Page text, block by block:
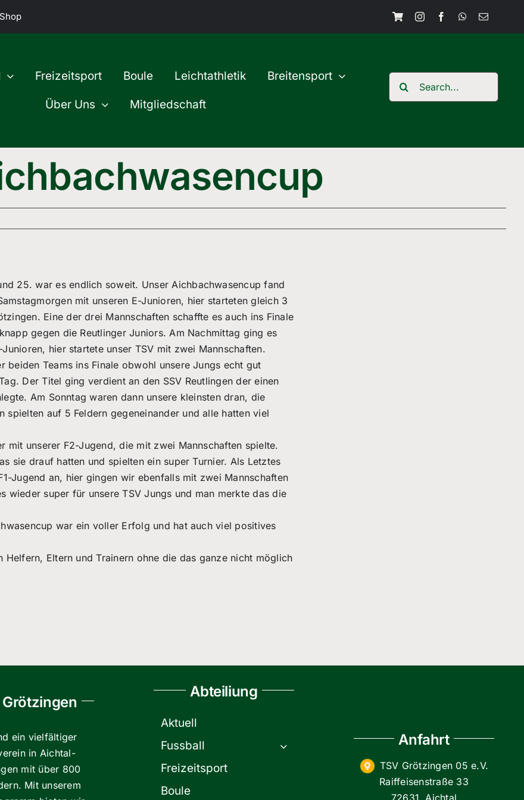
Shop
Freizeitsport Boule Leichtathletik Breitensport
Über Uns Mitgliedschaft
Search
25. war es endlich soweit. Unser Aichbachwasencup fand
mit unseren E-Junioren, hier starteten gleich 3
Eine der drei Mannschaften schaffte es auch ins Finale
gegen die Reutlinger Juniors. Am Nachmittag ging es
hier startete unser TSV mit zwei Mannschaften.
beiden Teams ins Finale obwohl unsere Jungs echt gut
Der Titel ging verdient an den SSV Reutlingen der einen
Am Sonntag waren dann unsere kleinsten dran, die
spielten auf 5 Feldern gegeneinander und alle hatten viel
mit unserer F2-Jugend, die mit zwei Mannschaften spielte.
sie drauf hatten und spielten ein super Turnier. Als Letztes
Jugend an, hier gingen wir ebenfalls mit zwei Mannschaften
wieder super für unsere TSV Jungs und man merkte das die
war ein voller Erfolg und hat auch viel positives
Helfern, Eltern und Trainern ohne die das ganze nicht möglich
Grötzingen
ein vielfältiger
in Aichtal-
mit über 800
Mit unserem
Abteiliung
Aktuell
Fussball
Freizeitsport
Boule
Anfahrt
TSV Grötzingen 05 e.V.
Raiffeisenstraße 33